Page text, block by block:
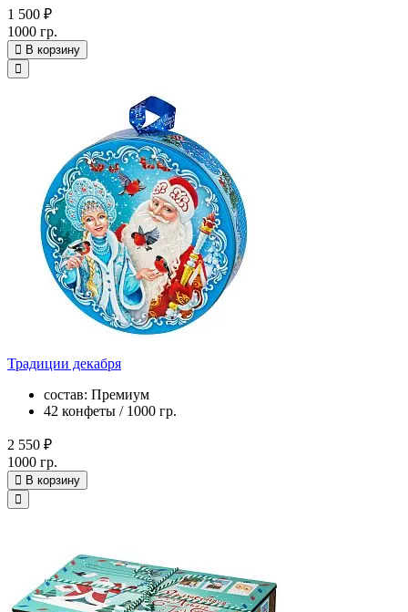
1 500 ₽
1000 гр.
В корзину
Традиции декабря
состав: Премиум
42 конфеты / 1000 гр.
2 550 ₽
1000 гр.
В корзину